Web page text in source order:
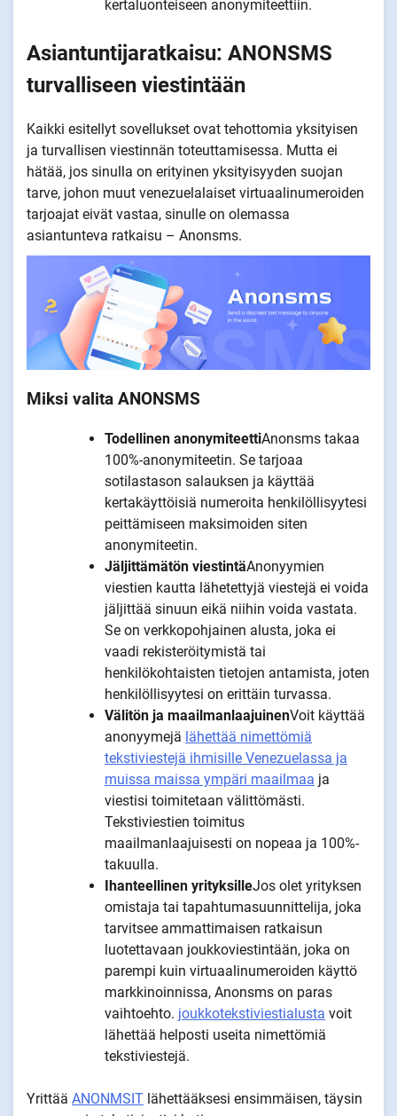
kertaluonteiseen anonymiteettiin.
Asiantuntijaratkaisu: ANONSMS
turvalliseen viestintään
Kaikki esitellyt sovellukset ovat tehottomia yksityisen
ja turvallisen viestinnän toteuttamisessa. Mutta ei
hätää, jos sinulla on erityinen yksityisyyden suojan
tarve, johon muut venezuelalaiset virtuaalinumeroiden
tarjoajat eivät vastaa, sinulle on olemassa
asiantunteva ratkaisu – Anonsms.
Miksi valita ANONSMS
Todellinen anonymiteettiAnonsms takaa
100%-anonymiteetin. Se tarjoaa
sotilastason salauksen ja käyttää
kertakäyttöisiä numeroita henkilöllisyytesi
peittämiseen maksimoiden siten
anonymiteetin.
Jäljittämätön viestintäAnonyymien
viestien kautta lähetettyjä viestejä ei voida
jäljittää sinuun eikä niihin voida vastata.
Se on verkkopohjainen alusta, joka ei
vaadi rekisteröitymistä tai
henkilökohtaisten tietojen antamista, joten
henkilöllisyytesi on erittäin turvassa.
Välitön ja maailmanlaajuinenVoit käyttää
anonyymejä lähettää nimettömiä
tekstiviestejä ihmisille Venezuelassa ja
muissa maissa ympäri maailmaa ja
viestisi toimitetaan välittömästi.
Tekstiviestien toimitus
maailmanlaajuisesti on nopeaa ja 100%-
takuulla.
Ihanteellinen yrityksilleJos olet yrityksen
omistaja tai tapahtumasuunnittelija, joka
tarvitsee ammattimaisen ratkaisun
luotettavaan joukkoviestintään, joka on
parempi kuin virtuaalinumeroiden käyttö
markkinoinnissa, Anonsms on paras
vaihtoehto. joukkotekstiviestialusta voit
lähettää helposti useita nimettömiä
tekstiviestejä.
Yrittää ANONMSIT lähettääksesi ensimmäisen, täysin